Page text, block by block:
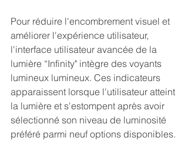
Pour réduire l'encombrement visuel et
améliorer l'expérience utilisateur,
l'interface utilisateur avancée de la
lumière “Infinity" intègre des voyants
lumineux lumineux. Ces indicateurs
apparaissent lorsque l'utilisateur atteint
la lumière et s'estompent après avoir
sélectionné son niveau de luminosité
préféré parmi neuf options disponibles.